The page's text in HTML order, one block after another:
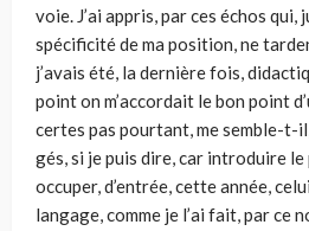
voie. J’ai appris, par ces échos
spécificité de ma position, ne
j’avais été, la dernière fois,
point on m’accordait le bon point
certes pas pourtant, me semble-t-
gés, si je puis dire, car introduire
occuper, d’entrée, cette année,
langage, comme je l’ai fait, par ce